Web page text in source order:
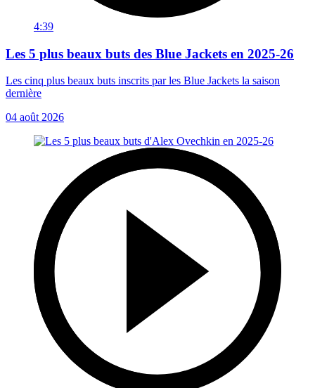
4:39
Les 5 plus beaux buts des Blue Jackets en 2025-26
Les cinq plus beaux buts inscrits par les Blue Jackets la saison
dernière
04 août 2026